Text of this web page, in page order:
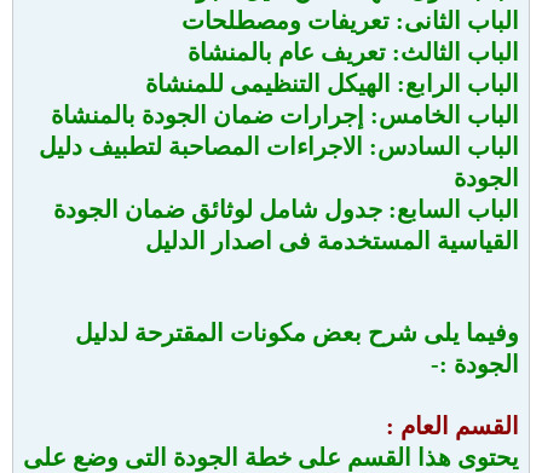
الباب الثانى: تعريفات ومصطلحات
الباب الثالث: تعريف عام بالمنشاة
الباب الرابع: الهيكل التنظيمى للمنشاة
الباب الخامس: إجرارات ضمان الجودة بالمنشاة
الباب السادس: الاجراءات المصاحبة لتطبيف دليل
الجودة
الباب السابع: جدول شامل لوثائق ضمان الجودة
القياسية المستخدمة فى اصدار الدليل
وفيما يلى شرح بعض مكونات المقترحة لدليل
الجودة :-
القسم العام :
يحتوى هذا القسم على خطة الجودة التى وضع على